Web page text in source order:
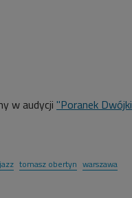
w audycji "Poranek Dwójki
jazz tomasz obertyn warszawa